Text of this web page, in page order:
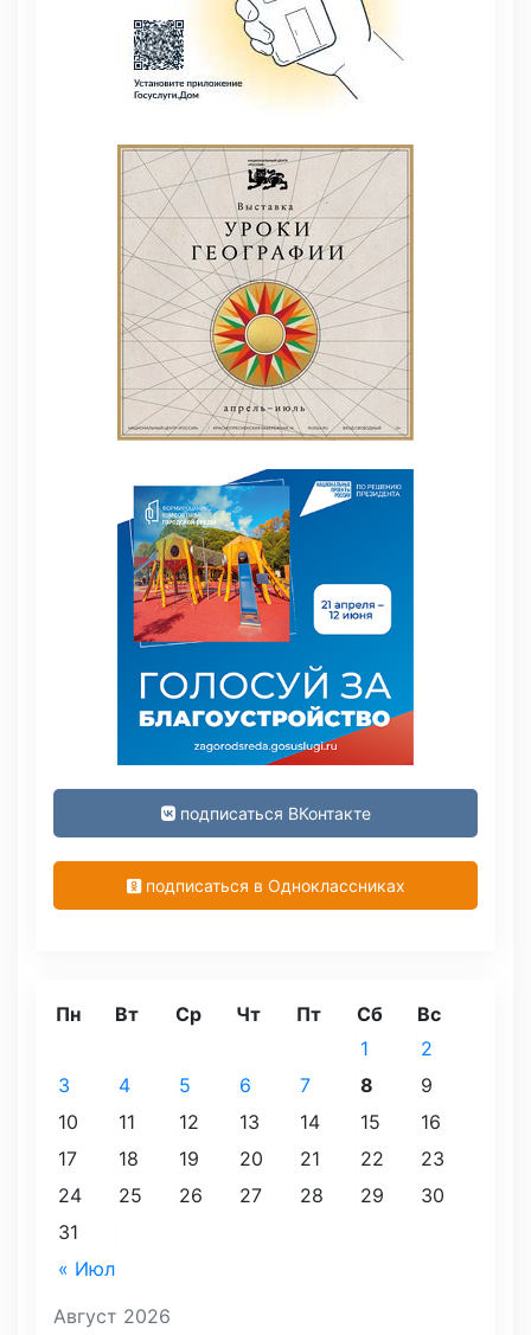
подписаться ВКонтакте
подписаться в Одноклассниках
Август 2026
Пн Вт Ср Чт Пт Сб Вс
« Июл
1
2
3
4 5 6 7 8
9
10
11 12 13 14 15
16
17
18 19 20 21 22
23
24
25 26 27 28 29
30
31